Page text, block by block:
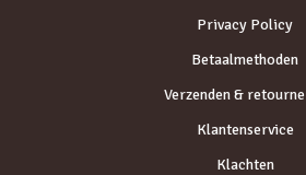
Privacy Policy
Betaalmethoden
Verzenden &
Klantenservice
Klachten